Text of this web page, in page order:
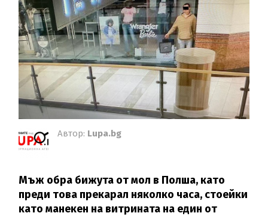
Автор: Lupa.bg
Мъж обра бижута от мол в Полша, като
преди това прекарал няколко часа, стоейки
като манекен на витрината на един от